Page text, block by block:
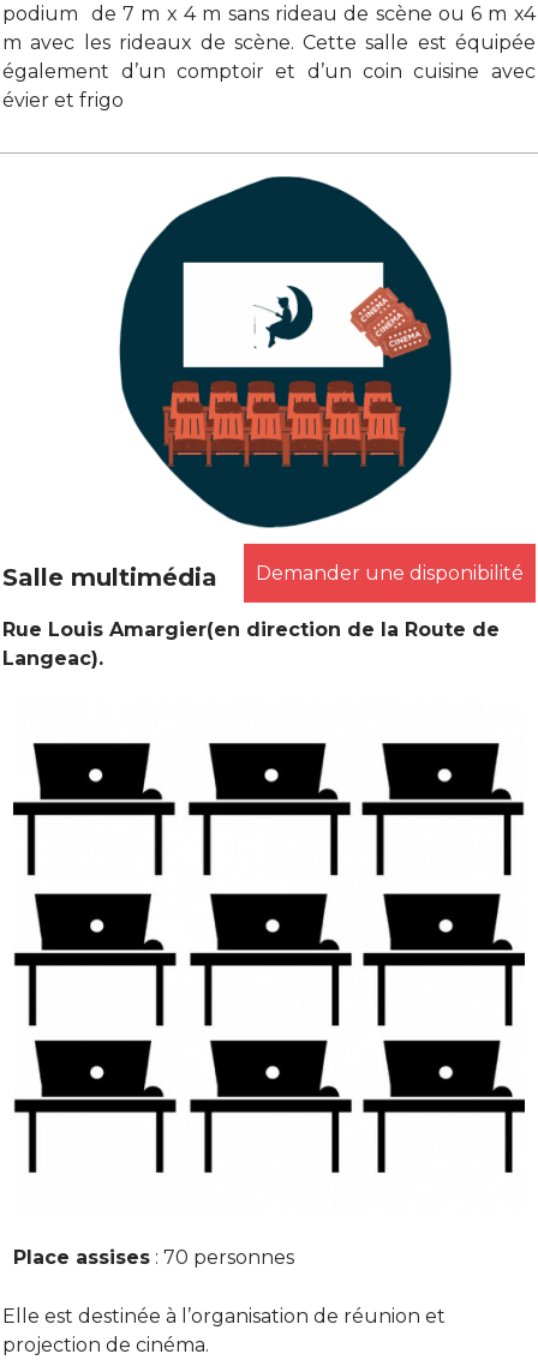
podium de 7 m x 4 m sans rideau de scène ou6 m x4
m avec les rideaux de scène. Cette salle est équipée
également d’un comptoir et d’un coin cuisine avec
évier et frigo
Demander une disponibilité
Salle multimédia
Rue Louis Amargier(en direction de la Route de
Langeac).
Place assises : 70 personnes
Elle est destinée à l’organisation de réunion et
projection de cinéma.